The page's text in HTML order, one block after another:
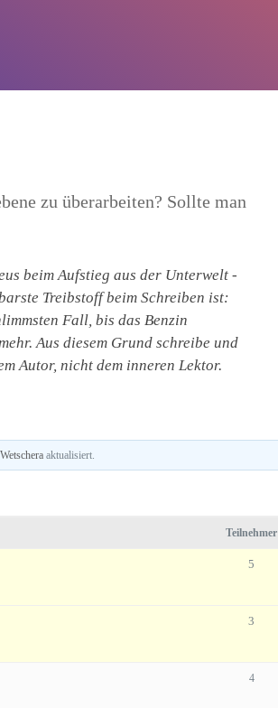
zu überarbeiten? Sollte man
beim Aufstieg aus der Unterwelt -
Treibstoff beim Schreiben ist:
Fall, bis das Benzin
Aus diesem Grund schreibe und
Autor, nicht dem inneren Lektor.
aktualisiert.
Teilnehmer
5
3
4